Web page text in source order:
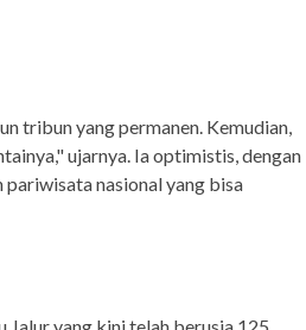
tribun yang permanen. Kemudian,
ujarnya. Ia optimistis, dengan
pariwisata nasional yang bisa